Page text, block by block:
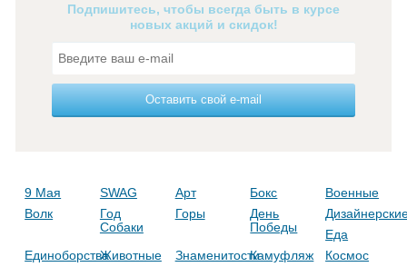
Подпишитесь, чтобы всегда быть в курсе
новых акций и скидок!
Оставить свой e-mail
9 Мая SWAG Арт Бокс
Военные
Волк
Год
Собаки
Горы
День
Победы
Еда
ЕдиноборстваЖивотные ЗнаменитостиКамуфляж
Космос